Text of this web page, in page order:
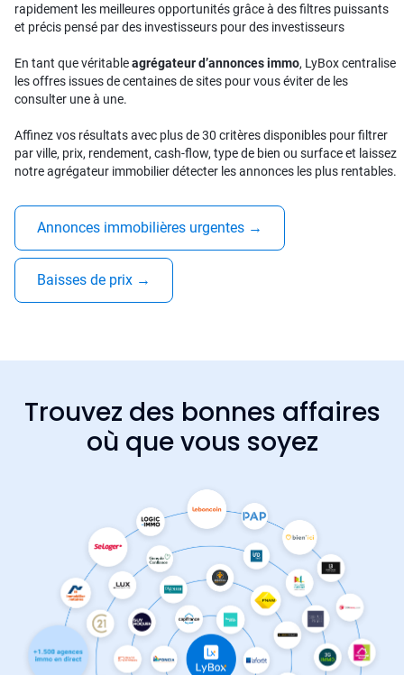
rapidement les meilleures opportunités grâce à des filtres puissants
et précis pensé par des investisseurs pour des investisseurs
En tant que véritableagrégateur d’annonces immo, LyBox centralise
les offres issues de centaines de sites pour vous éviter de les
consulter une à une.
Affinez vos résultats avec plus de 30 critères disponibles pour filtrer
par ville, prix, rendement, cash-flow, type de bien ou surface et laissez
notre agrégateur immobilier détecter les annonces les plus rentables.
Annonces immobilières urgentes →
Baisses de prix →
Trouvez des bonnes affaires
où que vous soyez